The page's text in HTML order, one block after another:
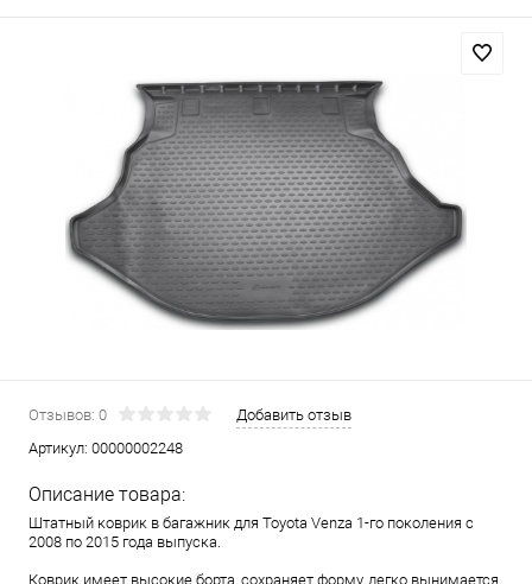
Отзывов: 0
Добавить отзыв
Артикул: 00000002248
Описание товара:
Штатный коврик в багажник для Toyota Venza 1-го поколения с
2008 по 2015 года выпуска.
Коврик имеет высокие борта, сохраняет форму, легко вынимается